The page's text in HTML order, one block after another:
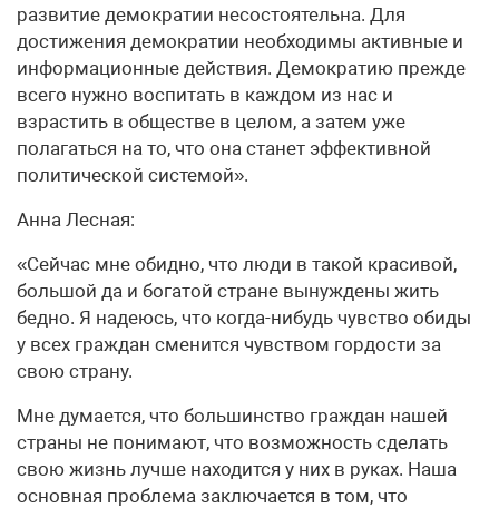
развитие демократии несостоятельна. Для
достижения демократии необходимы активные и
информационные действия. Демократию прежде
всего нужно воспитать в каждом из нас и
взрастить в обществе в целом, а затем уже
полагаться на то, что она станет эффективной
политической системой».
Анна Лесная:
«Сейчас мне обидно, что люди в такой красивой,
большой да и богатой стране вынуждены жить
бедно. Я надеюсь, что когда-нибудь чувство обиды
у всех граждан сменится чувством гордости за
свою страну.
Мне думается, что большинство граждан нашей
страны не понимают, что возможность сделать
свою жизнь лучше находится у них в руках. Наша
основная проблема заключается в том, что